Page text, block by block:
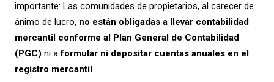
importante: Las comunidades de propietarios, al carecer de
ánimo de lucro, no están obligadas a llevar contabilidad
mercantil conforme al Plan General de Contabilidad
(PGC) ni aformular ni depositar cuentas anuales en el
registro mercantil .